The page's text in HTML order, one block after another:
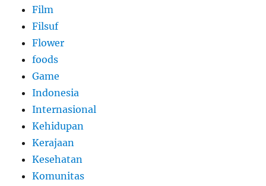
Film
Filsuf
Flower
foods
Game
Indonesia
Internasional
Kehidupan
Kerajaan
Kesehatan
Komunitas